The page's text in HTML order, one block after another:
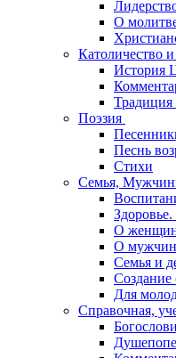
О
Католичество
История
Традиция
Поэзия
Песнь
Стихи
Семья,
О
О
Семья и
Создание
Для
Справочная,